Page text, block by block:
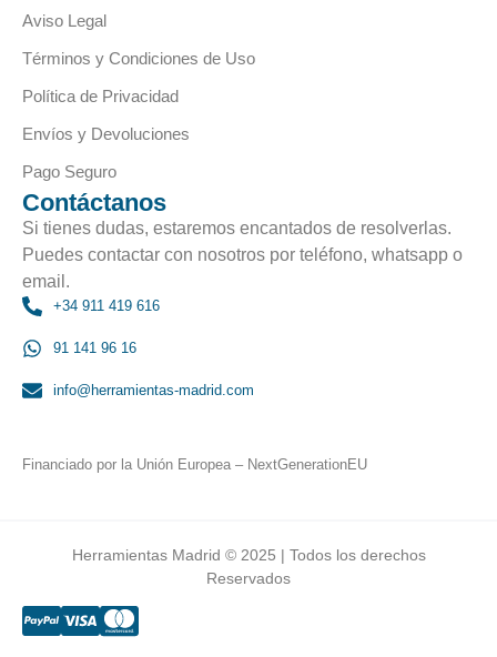
Aviso Legal
Términos y Condiciones de Uso
Política de Privacidad
Envíos y Devoluciones
Pago Seguro
Contáctanos
Si tienes dudas, estaremos encantados de resolverlas.
Puedes contactar con nosotros por teléfono, whatsapp o
email.
+34 911 419 616
91 141 96 16
info@herramientas-madrid.com
Financiado por la Unión Europea – NextGenerationEU
Herramientas Madrid © 2025 | Todos los derechos
Reservados